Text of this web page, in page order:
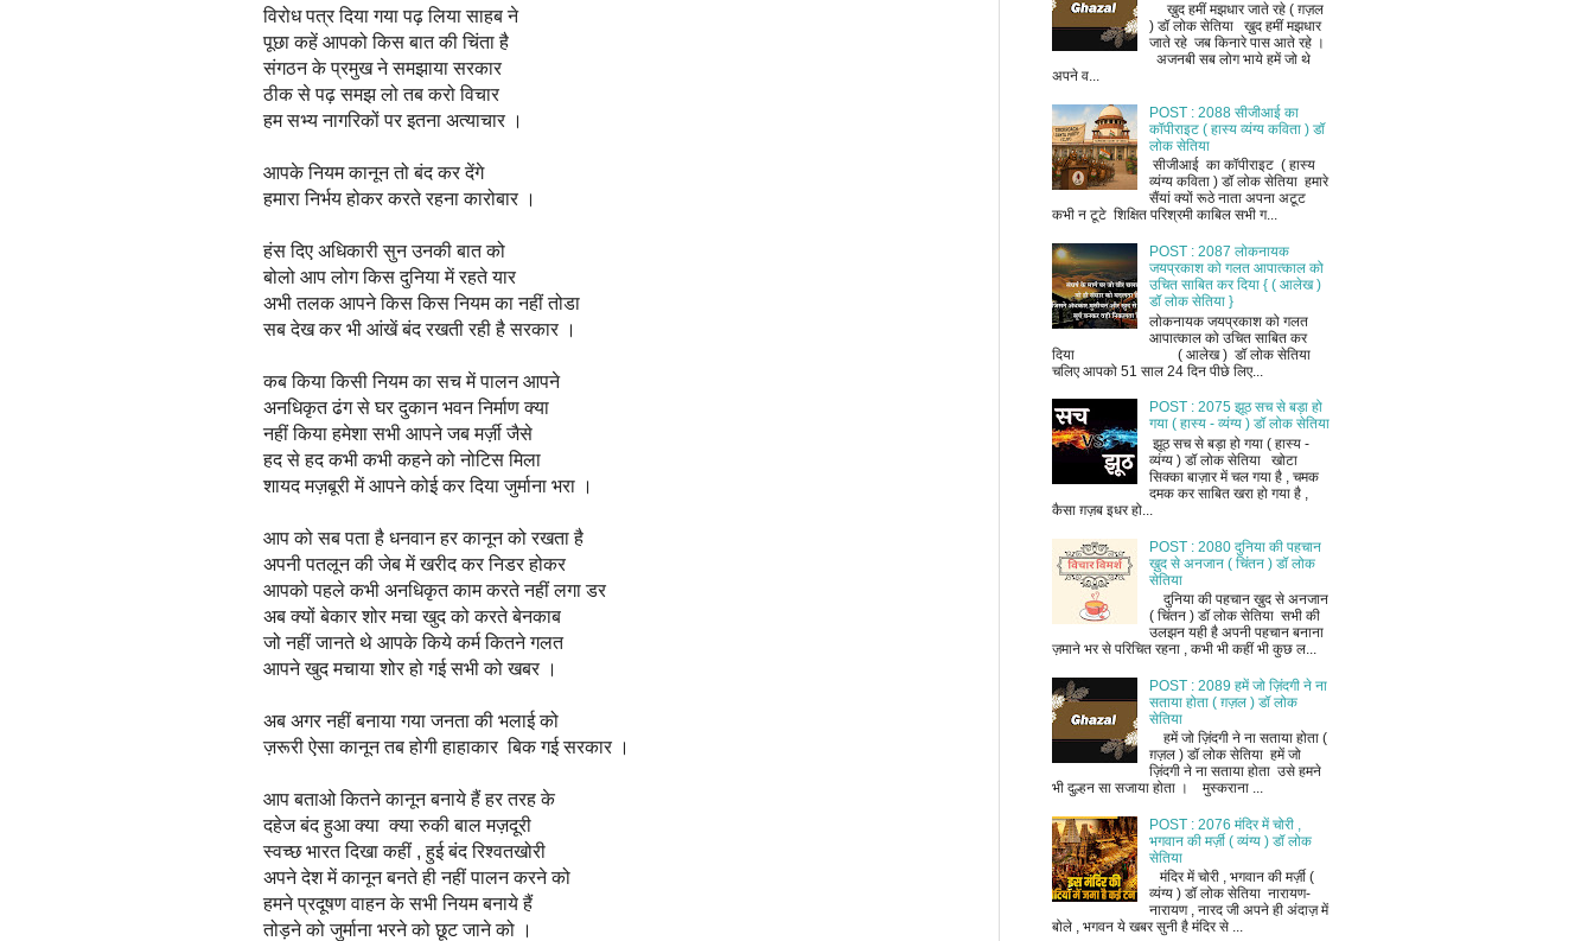
विरोध पत्र दिया गया पढ़ लिया साहब ने
पूछा कहें आपको किस बात की चिंता है
संगठन के प्रमुख ने समझाया सरकार
ठीक से पढ़ समझ लो तब करो विचार
हम सभ्य नागरिकों पर इतना अत्याचार ।
आपके नियम कानून तो बंद कर देंगे
हमारा निर्भय होकर करते रहना कारोबार ।
हंस दिए अधिकारी सुन उनकी बात को
बोलो आप लोग किस दुनिया में रहते यार
अभी तलक आपने किस किस नियम का नहीं तोडा
सब देख कर भी आंखें बंद रखती रही है सरकार ।
कब किया किसी नियम का सच में पालन आपने
अनधिकृत ढंग से घर दुकान भवन निर्माण क्या
नहीं किया हमेशा सभी आपने जब मर्ज़ी जैसे
हद से हद कभी कभी कहने को नोटिस मिला
शायद मज़बूरी में आपने कोई कर दिया जुर्माना भरा ।
आप को सब पता है धनवान हर कानून को रखता है
अपनी पतलून की जेब में खरीद कर निडर होकर
आपको पहले कभी अनधिकृत काम करते नहीं लगा डर
अब क्यों बेकार शोर मचा खुद को करते बेनकाब
जो नहीं जानते थे आपके किये कर्म कितने गलत
आपने खुद मचाया शोर हो गई सभी को खबर ।
अब अगर नहीं बनाया गया जनता की भलाई को
ज़रूरी ऐसा कानून तब होगी हाहाकार बिक गई सरकार ।
आप बताओ कितने कानून बनाये हैं हर तरह के
दहेज बंद हुआ क्या क्या रुकी बाल मज़दूरी
स्वच्छ भारत दिखा कहीं , हुई बंद रिश्वतखोरी
अपने देश में कानून बनते ही नहीं पालन करने को
हमने प्रदूषण वाहन के सभी नियम बनाये हैं
तोड़ने को जुर्माना भरने को छूट जाने को ।
ख़ुद हमीं मझधार जाते रहे ( ग़ज़ल
) डॉ लोक सेतिया ख़ुद हमीं मझधार
जाते रहे जब किनारे पास आते रहे ।
अजनबी सब लोग भाये हमें जो थे
अपने व...
POST : 2088 सीजीआई का
कॉपीराइट ( हास्य व्यंग्य कविता ) डॉ
लोक सेतिया
सीजीआई का कॉपीराइट ( हास्य
व्यंग्य कविता ) डॉ लोक सेतिया हमारे
सैंयां क्यों रूठे नाता अपना अटूट
कभी न टूटे शिक्षित परिश्रमी काबिल सभी ग...
POST : 2087 लोकनायक
जयप्रकाश को गलत आपात्काल को
उचित साबित कर दिया { ( आलेख )
डॉ लोक सेतिया }
लोकनायक जयप्रकाश को गलत
आपात्काल को उचित साबित कर
दिया ( आलेख ) डॉ लोक सेतिया
चलिए आपको 51 साल 24 दिन पीछे लिए...
POST : 2075 झूठ सच से बड़ा हो
गया ( हास्य - व्यंग्य ) डॉ लोक सेतिया
झूठ सच से बड़ा हो गया ( हास्य -
व्यंग्य ) डॉ लोक सेतिया खोटा
सिक्का बाज़ार में चल गया है , चमक
दमक कर साबित खरा हो गया है ,
कैसा ग़ज़ब इधर हो...
POST : 2080 दुनिया की पहचान
ख़ुद से अनजान ( चिंतन ) डॉ लोक
सेतिया
दुनिया की पहचान ख़ुद से अनजान
( चिंतन ) डॉ लोक सेतिया सभी की
उलझन यही है अपनी पहचान बनाना
ज़माने भर से परिचित रहना , कभी भी कहीं भी कुछ ल...
POST : 2089 हमें जो ज़िंदगी ने ना
सताया होता ( ग़ज़ल ) डॉ लोक
सेतिया
हमें जो ज़िंदगी ने ना सताया होता (
ग़ज़ल ) डॉ लोक सेतिया हमें जो
ज़िंदगी ने ना सताया होता उसे हमने
भी दुल्हन सा सजाया होता । मुस्कराना ...
POST : 2076 मंदिर में चोरी ,
भगवान की मर्ज़ी ( व्यंग्य ) डॉ लोक
सेतिया
मंदिर में चोरी , भगवान की मर्ज़ी (
व्यंग्य ) डॉ लोक सेतिया नारायण-
नारायण , नारद जी अपने ही अंदाज़ में
बोले , भगवन ये खबर सुनी है मंदिर से ...